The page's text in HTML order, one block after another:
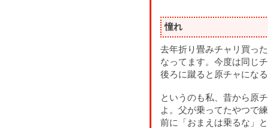
憧れ
去年折り畳みチャリ買っ
なってます。今度は同じ
後ろに蹴ると原チャにな
というのも私、昔から原
よ。父が乗ってたやつで
前に「おまえは乗るな」